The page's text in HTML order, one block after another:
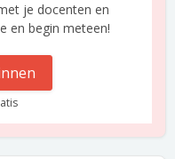
je docenten en
en begin meteen!